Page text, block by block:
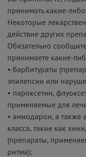
принимать какие-
Некоторые
действие других
Обязательно
принимаете какие-
• барбитураты
эпилепсии или
• пароксетин,
применяемые для
• амиодарон, а также
класса, такие как
(препараты,
ритма);